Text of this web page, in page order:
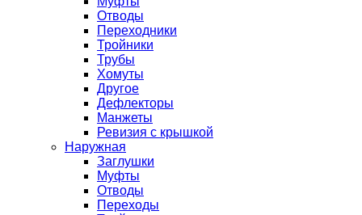
Отводы
Переходники
Тройники
Трубы
Хомуты
Другое
Дефлекторы
Манжеты
Ревизия с крышкой
Наружная
Заглушки
Муфты
Отводы
Переходы